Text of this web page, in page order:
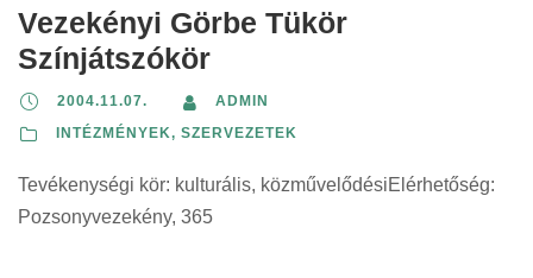
Vezekényi Görbe Tükör
Színjátszókör
2004.11.07.
ADMIN
INTÉZMÉNYEK, SZERVEZETEK
Tevékenységi kör: kulturális, közművelődésiElérhetőség:
Pozsonyvezekény, 365